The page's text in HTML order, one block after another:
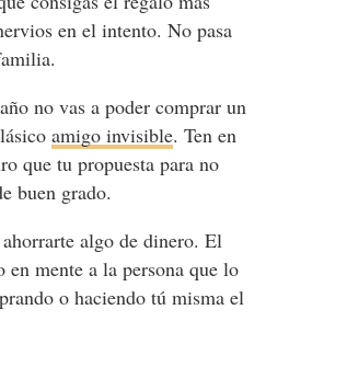
en el intento. No pasa
no vas a poder comprar un
amigo invisible. Ten en
que tu propuesta para no
buen grado.
algo de dinero. El
en mente a la persona que lo
o haciendo tú misma el